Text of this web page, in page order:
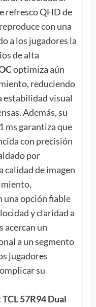
refresco QHD de
con una
a los jugadores la
de alta
optimiza aún
reduciendo
estabilidad visual
Además, su
ms garantiza que
con precisión
por
de imagen
una opción fiable
y claridad a
acercan un
a un segmento
jugadores
su
57R94 Dual